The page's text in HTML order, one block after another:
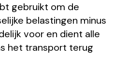
gebruikt om de
belastingen minus
voor en dient alle
het transport terug